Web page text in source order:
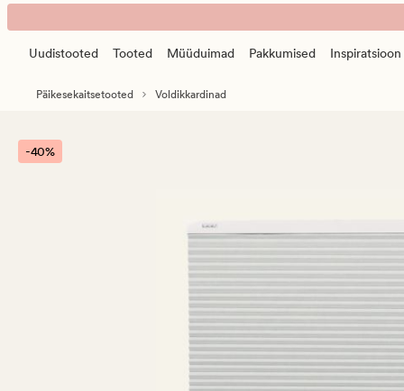
Fiona
opp&ned
Pimendav
voldikkardin
banner.
PressUudistooted Tooted Müüduimad Pakkumised Inspiratsioon
Päikesekaitsetooted Voldikkardinad
-40%